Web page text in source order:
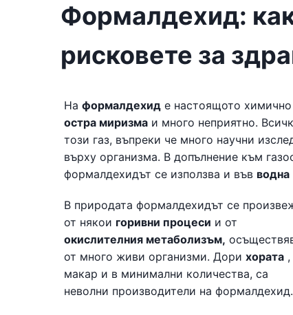
Формалдехид:
рисковете за
На формалдехид е настоящото
остра миризма и много неприятно.
този газ, въпреки че много научни
върху организма. В допълнение към
формалдехидът се използва и във водна
В природата формалдехидът се
от някои горивни процеси и от
окислителния метаболизъм,
от много живи организми. Дори хората ,
макар и в минимални количества, са
неволни производители на формалдехид.